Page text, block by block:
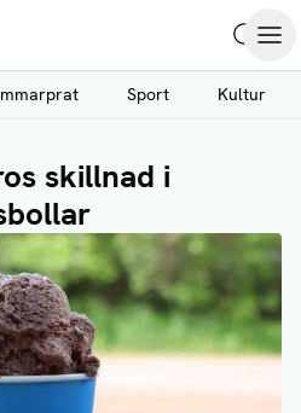
Sport Kultur
skillnad i